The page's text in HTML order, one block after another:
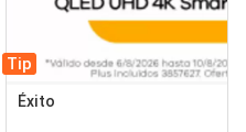
Tip
Éxito